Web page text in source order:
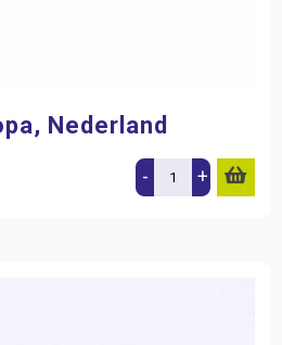
Nederland
- +